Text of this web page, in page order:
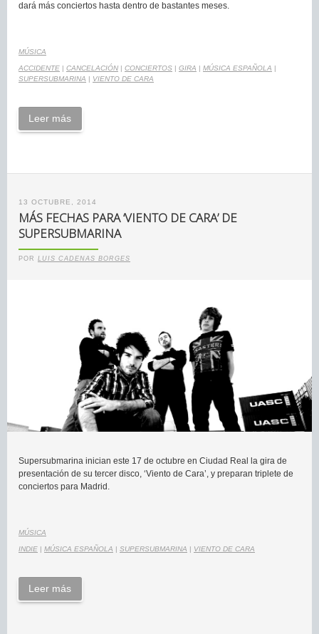
dará más conciertos hasta dentro de bastantes meses.
MÚSICA
ACCIDENTE | CANCELACIÓN | CONCIERTOS | GIRA | MÚSICA ESPAÑOLA |
SUPERSUBMARINA | VIENTO DE CARA
Leer más
13 OCTUBRE, 2014
MÁS FECHAS PARA ‘VIENTO DE CARA’ DE
SUPERSUBMARINA
POR LUIS CADENAS BORGES
Supersubmarina inician este 17 de octubre en Ciudad Real la gira de
presentación de su tercer disco, ‘Viento de Cara’, y preparan triplete de
conciertos para Madrid.
MÚSICA
INDIE | MÚSICA ESPAÑOLA | SUPERSUBMARINA | VIENTO DE CARA
Leer más